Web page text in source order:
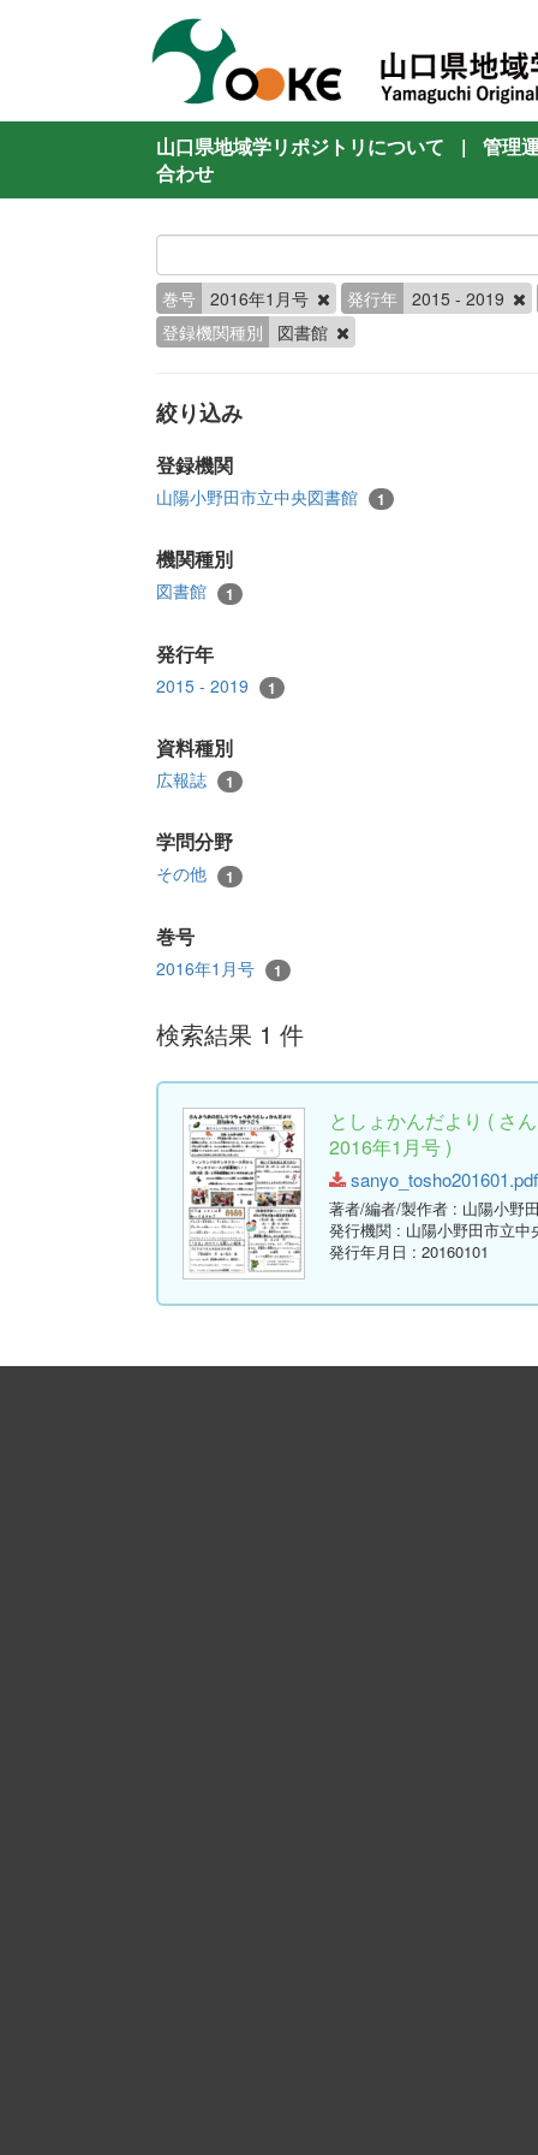
山口県地域学リポジトリについて |
管理
合わせ
巻号 2016年1月号 発行年 2015 - 2019
登録機関種別
図書館
絞り込み
登録機関
山陽小野田市立中央図書館 1
機関種別
図書館 1
発行年
2015 - 2019 1
資料種別
広報誌 1
学問分野
その他 1
巻号
2016年1月号 1
検索結果 1 件
としょかんだより ( さ
2016年1月号 )
著者/編者/製作者 : 山陽小野
発行機関 : 山陽小野田市立中
発行年月日 : 20160101